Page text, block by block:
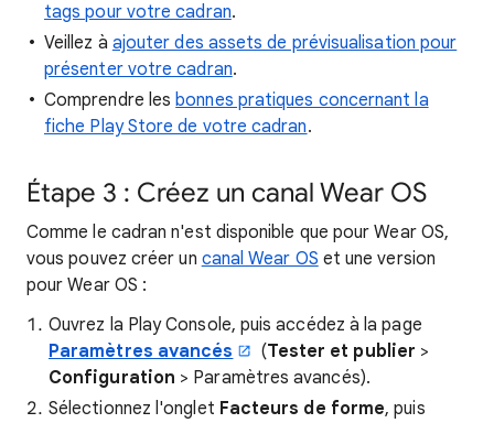
tags pour votre cadran.
Veillez à ajouter des assets de prévisualisation pour
présenter votre cadran.
Comprendre lesbonnes pratiques concernant la
fiche Play Store de votre cadran.
Étape 3 : Créez un canal Wear OS
Comme le cadran n'est disponible que pour Wear OS,
vous pouvez créer un canal Wear OS et une version
pour Wear OS :
Ouvrez la Play Console, puis accédez à la page
Paramètres avancés
(Tester et publier >
Configuration > Paramètres avancés).
Sélectionnez l'onglet Facteurs de forme, puis